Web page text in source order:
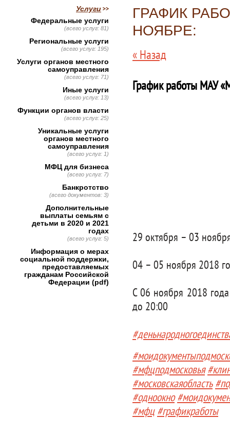
ГРАФИК
НОЯБРЕ:
« Назад
График работы МАУ
29 октября – 03
04 – 05 ноября 2018
С 06 ноября 2018
до 20:00
#мфцподмосковья
#московскаяобласть
#одноокно
#мфц #графикработы
Услуги
Федеральные услуги
(всего услуг: 81)
Региональные услуги
(всего услуг: 195)
Услуги органов местного
самоуправления
(всего услуг: 71)
Иные услуги
(всего услуг: 13)
Функции органов власти
(всего услуг: 25)
Уникальные услуги
органов местного
самоуправления
(всего услуг: 1)
МФЦ для бизнеса
(всего услуг: 7)
Банкротство
(всего документов: 3)
Дополнительные
выплаты семьям с
детьми в 2020 и 2021
годах
(всего услуг: 5)
Информация о мерах
социальной поддержки,
предоставляемых
гражданам Российской
Федерации (pdf)